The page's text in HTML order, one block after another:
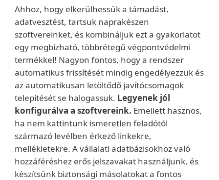
Ahhoz, hogy elkerülhessük a támadást,
adatvesztést, tartsuk naprakészen
szoftvereinket, és kombináljuk ezt a gyakorlatot
egy megbízható, többrétegű végpontvédelmi
termékkel! Nagyon fontos, hogy a rendszer
automatikus frissítését mindig engedélyezzük és
az automatikusan letöltődő javítócsomagok
telepítését se halogassuk. Legyenek jól
konfigurálva a szoftvereink. Emellett hasznos,
ha nem kattintunk ismeretlen feladótól
származó levélben érkező linkekre,
mellékletekre. A vállalati adatbázisokhoz való
hozzáféréshez erős jelszavakat használjunk, és
készítsünk biztonsági másolatokat a fontos